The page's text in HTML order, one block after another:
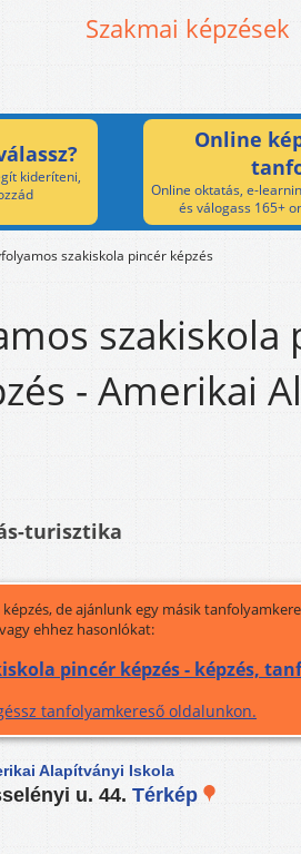
Szakmai képzések
kideríteni,
Online
Online oktatás, e-
és válogass 165+
szakiskola pincér képzés
szakiskola
- Amerikai
turisztika
de ajánlunk egy másik
ehhez hasonlókat:
pincér képzés - képzés,
tanfolyamkereső oldalunkon.
Alapítványi Iskola
u. 44. Térkép